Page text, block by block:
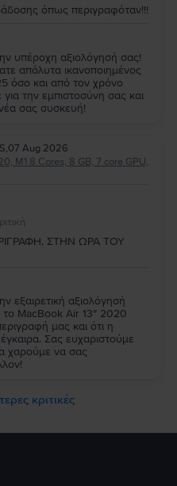
όπως περιγραφόταν!!!
υπέροχη αξιολόγησή σας!
απόλυτα ικανοποιημένος
όσο και από τον χρόνο
την εμπιστοσύνη σας και
σας συσκευή!
,07 Aug 2026
M1 8 Cores, 8 GB, 7 core GPU,
ΣΤΗΝ ΩΡΑ ΤΟΥ
εξαιρετική αξιολόγησή
το MacBook Air 13″ 2020
μας και ότι η
Σας ευχαριστούμε
χαρούμε να σας
κριτικές